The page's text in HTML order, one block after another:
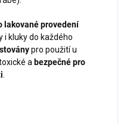
lakované provedení
i kluky do každého
pro použití u
a bezpečné pro
.